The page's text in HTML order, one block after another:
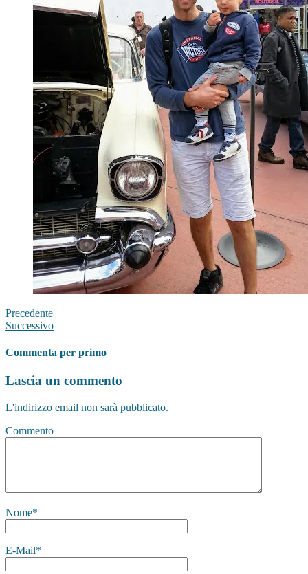
Precedente
Successivo
Commenta per primo
Lascia un commento
L'indirizzo email non sarà pubblicato.
Commento
Nome*
E-Mail*